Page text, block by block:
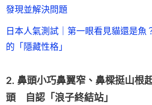
發現並解決問題
日本人氣測試｜第一眼看見貓還是魚
的「隱藏性格」
2. 鼻頭小巧鼻翼窄、鼻樑挺山根
頭 自認「浪子終結站」